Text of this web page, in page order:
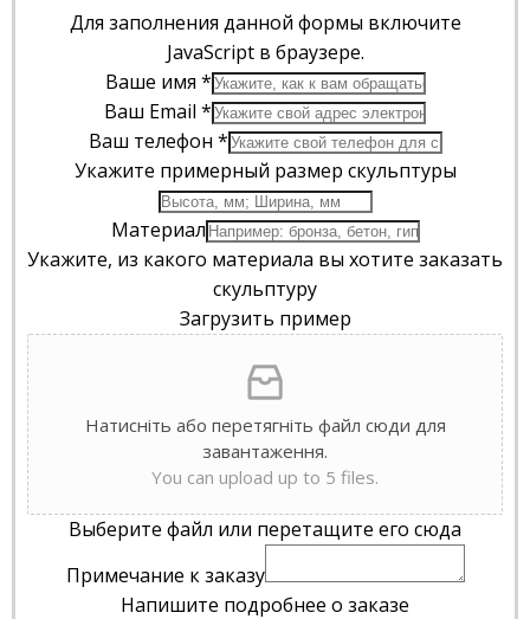
Для заполнения данной формы включите
JavaScript в браузере.
Ваше имя *
Ваш Email *
Ваш телефон *
Укажите примерный размер скульптуры
Материал
Укажите, из какого материала вы хотите заказать
скульптуру
Загрузить пример
Натисніть або перетягніть файл сюди для
завантаження.
You can upload up to 5 files.
Выберите файл или перетащите его сюда
Примечание к заказу
Напишите подробнее о заказе